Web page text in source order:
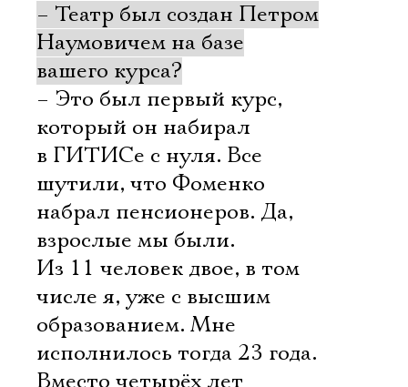
– Театр был создан Петром
Наумовичем на базе
вашего курса?
– Это был первый курс,
который он набирал
в ГИТИСе с нуля. Все
шутили, что Фоменко
набрал пенсионеров. Да,
взрослые мы были.
Из 11 человек двое, в том
числе я, уже с высшим
образованием. Мне
исполнилось тогда 23 года.
Вместо четырёх лет